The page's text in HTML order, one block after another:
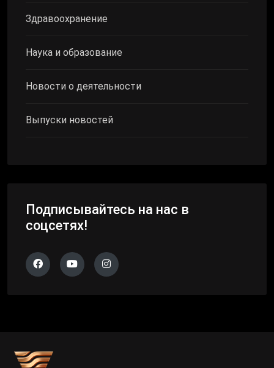
Здравоохранение
Наука и образование
Новости о деятельности
Выпуски новостей
Подписывайтесь на нас в
соцсетях!